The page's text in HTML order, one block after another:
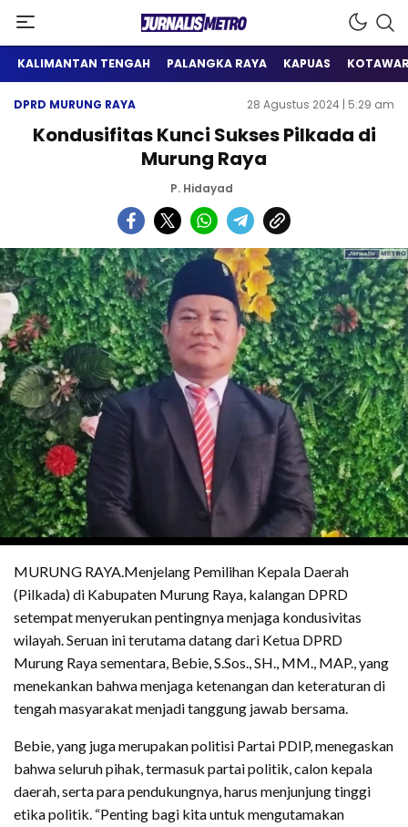
Jurnalis Metro
Satu Wadah Informasi
KALIMANTAN TENGAH PALANGKA RAYA KAPUAS
DPRD MURUNG RAYA 28 Agustus 2024 | 5:29 am
Kondusifitas Kunci Sukses Pilkada di
Murung Raya
P. Hidayad
MURUNG RAYA.Menjelang Pemilihan Kepala Daerah
(Pilkada) di Kabupaten Murung Raya, kalangan DPRD
setempat menyerukan pentingnya menjaga kondusivitas
wilayah. Seruan ini terutama datang dari Ketua DPRD
Murung Raya sementara, Bebie, S.Sos., SH., MM., MAP., yang
menekankan bahwa menjaga ketenangan dan keteraturan di
tengah masyarakat menjadi tanggung jawab bersama.
Bebie, yang juga merupakan politisi Partai PDIP, menegaskan
bahwa seluruh pihak, termasuk partai politik, calon kepala
daerah, serta para pendukungnya, harus menjunjung tinggi
etika politik. “Penting bagi kita untuk mengutamakan